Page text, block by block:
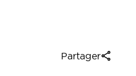
Partager